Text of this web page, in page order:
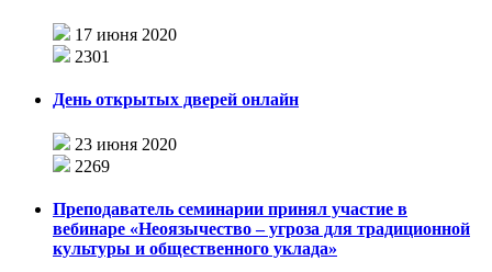
17 июня 2020
2301
День открытых дверей онлайн
23 июня 2020
2269
Преподаватель семинарии принял участие в
вебинаре «Неоязычество – угроза для традиционной
культуры и общественного уклада»